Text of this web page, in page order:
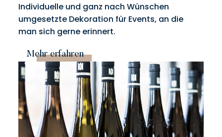
Individuelle und ganz nach Wünschen
umgesetzte Dekoration für Events, an die
man sich gerne erinnert.
Mehr erfahren